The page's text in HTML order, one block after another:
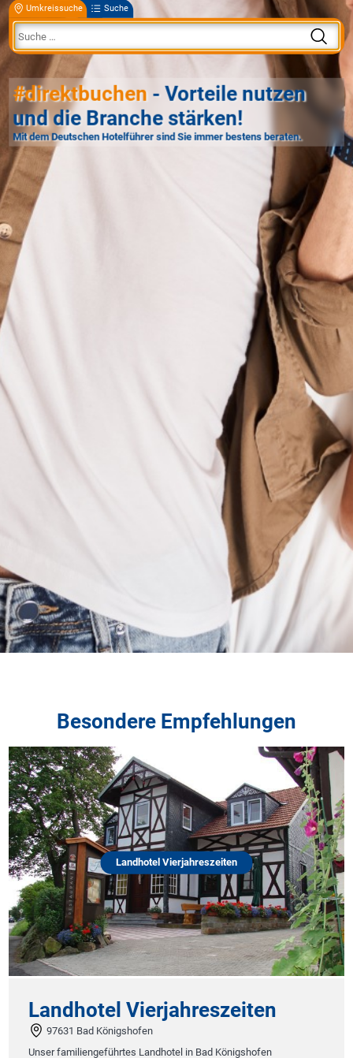
Umkreissuche Suche
#direktbuchen - Vorteile nutzen
und die Branche stärken!
Mit dem Deutschen Hotelführer sind Sie immer bestens beraten.
Besondere Empfehlungen
Landhotel Vierjahreszeiten
Landhotel Vierjahreszeiten
97631 Bad Königshofen
Unser familiengeführtes Landhotel in Bad Königshofen